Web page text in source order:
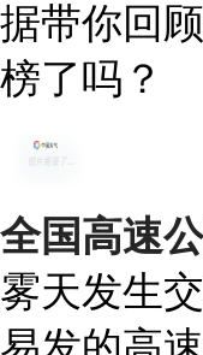
据带你回
榜了吗？
全国高速
雾天发生